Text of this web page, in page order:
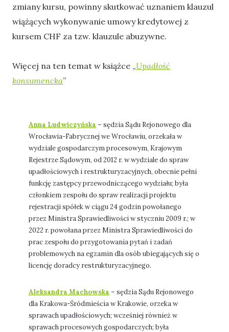
zmiany kursu, powinny skutkować uznaniem klauzul
wiążących wykonywanie umowy kredytowej z
kursem CHF za tzw. klauzule abuzywne.
Więcej na ten temat w książce „Upadłość
konsumencka”
Anna Ludwiczyńska – sędzia Sądu Rejonowego dla
Wrocławia-Fabrycznej we Wrocławiu, orzekała w
wydziale gospodarczym procesowym, Krajowym
Rejestrze Sądowym, od 2012 r. w wydziale do spraw
upadłościowych i restrukturyzacyjnych, obecnie pełni
funkcję zastępcy przewodniczącego wydziału; była
członkiem zespołu do spraw realizacji projektu
rejestracji spółek w ciągu 24 godzin powołanego
przez Ministra Sprawiedliwości w styczniu 2009 r.; w
2022 r. powołana przez Ministra Sprawiedliwości do
prac zespołu do przygotowania pytań i zadań
problemowych na egzamin dla osób ubiegających się o
licencję doradcy restrukturyzacyjnego.
Aleksandra Machowska – sędzia Sądu Rejonowego
dla Krakowa-Śródmieścia w Krakowie, orzeka w
sprawach upadłościowych; wcześniej również w
sprawach procesowych gospodarczych; była